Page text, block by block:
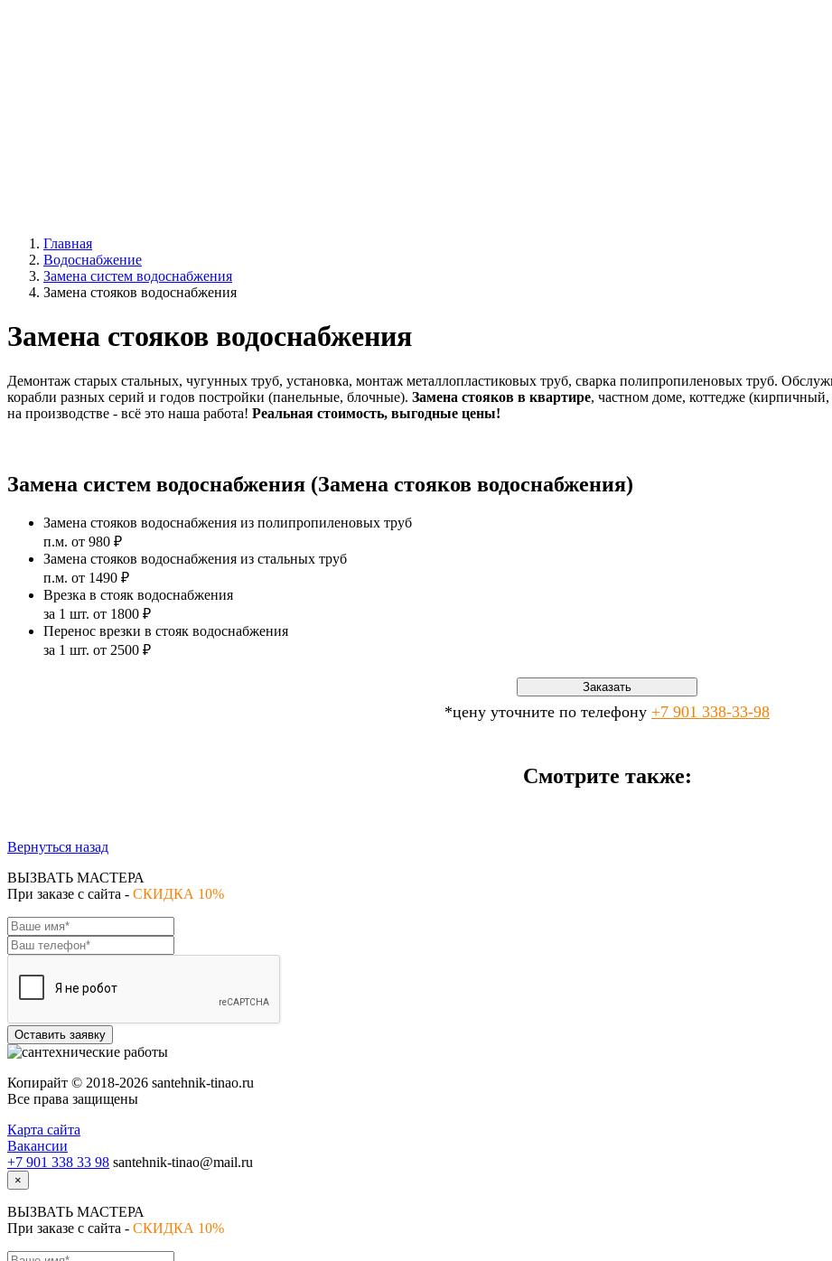
Главная
Водоснабжение
Замена систем водоснабжения
Замена стояков водоснабжения
Замена стояков водоснабжения
Демонтаж старых стальных, чугунных труб, установка, монтаж металлопластиковых труб, сварка полипропиленовых труб.
корабли разных серий и годов постройки (панельные, блочные). Замена стояков в квартире, частном доме, коттедже
на производстве - всё это наша работа! Реальная стоимость, выгодные цены!
Замена систем водоснабжения (Замена стояков водоснабжения)
Замена стояков водоснабжения из полипропиленовых труб
п.м. от 980 ₽
Замена стояков водоснабжения из стальных труб
п.м. от 1490 ₽
Врезка в стояк водоснабжения
за 1 шт. от 1800 ₽
Перенос врезки в стояк водоснабжения
за 1 шт. от 2500 ₽
Заказать
*цену уточните по телефону +7 901 338-33-98
Смотрите также:
Вернуться назад
ВЫЗВАТЬ МАСТЕРА
При заказе с сайта - СКИДКА 10%
Оставить заявку
Копирайт © 2018-2026 santehnik-tinao.ru
Все права защищены
Карта сайта
Вакансии
+7 901 338 33 98 santehnik-tinao@mail.ru
×
ВЫЗВАТЬ МАСТЕРА
При заказе с сайта - СКИДКА 10%